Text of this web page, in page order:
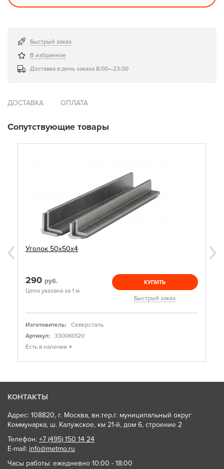
Быстрый заказ
В избранное
Доставка в день заказа 8:00—23:00
ДОСТАВКА ОПЛАТА
Сопутствующие товары
Уголок 50х50х4
290 руб.
Цена указана за 1 м.
КУПИТЬ
Быстрый заказ
Изготовитель:
Северсталь
Артикул:
330060120
Есть в наличии
КОНТАКТЫ
Адрес: 108820, г. Москва, вн.тер.г. муниципальный округ
Коммунарка, ш. Калужское, км 21-й, дом 6, строение 2
Телефон: +7 (495) 150 14 24
E-mail: info@metmo.ru
Часы работы: ежедневно 10:00 - 18:00